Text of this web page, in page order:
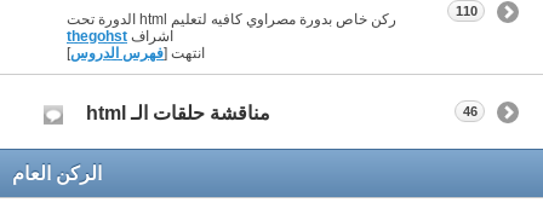
ركن خاص بدورة مصراوي كافيه لتعليم html الدورة تحت
اشراف thegohst
انتهت [فهرس الدروس]
110
مناقشة حلقات الـ html 46
الركن العام